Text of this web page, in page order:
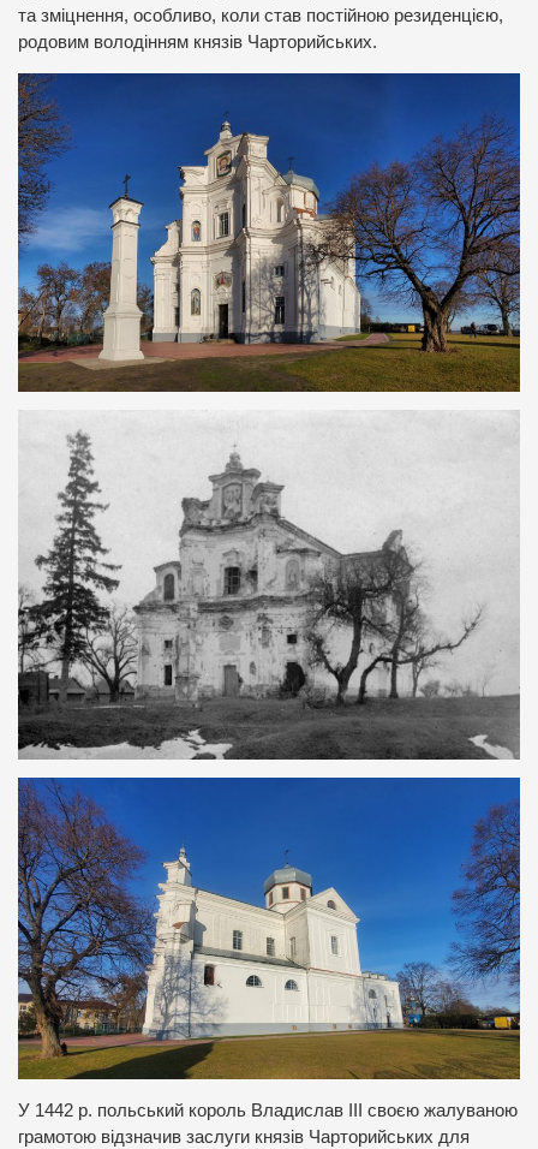
та зміцнення, особливо, коли став постійною резиденцією,
родовим володінням князів Чарторийських.
У 1442 р. польський король Владислав ІІІ своєю жалуваною
грамотою відзначив заслуги князів Чарторийських для